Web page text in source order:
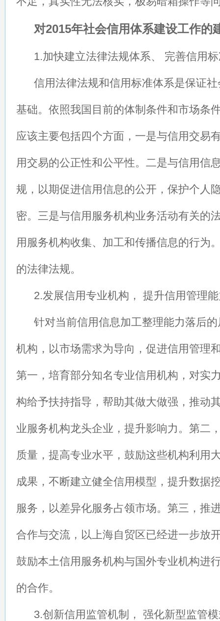
对2015年社会信用体系建设工作的
1.加快建立法律法规体系、 完善信用标
信用法律法规和信用标准体系是保证社
基础。依照我国目前的体制条件和市场条
应该主要包括四个方面，一是与信用交易
用交易的公正性和公平性。二是与信用信
规，以期促进信用信息的公开，保护个人
密。三是与信用服务机构业务活动有关的
用服务机构收集、加工和传播信息的行为
的法律法规。
2.发展信用专业机构， 提升信用管理能
针对当前信用信息加工整理能力落后的
机构，以市场需求为导向，促进信用管理
第一，培育部分知名专业信用机构，对实
构给予扶持指导，帮助其做大做强，推动
业服务机构龙头企业，提升影响力。第二
质量，提高专业水平，鼓励这些机构利用
成果，不断建立健全信用模型，提升数据
服务，以差异化服务占领市场。第三，推
合作与交流，以上海自贸区已经进一步放
鼓励本土信用服务机构与国外专业机构进
的合作。
3.创新信用监管机制， 强化新型监管模